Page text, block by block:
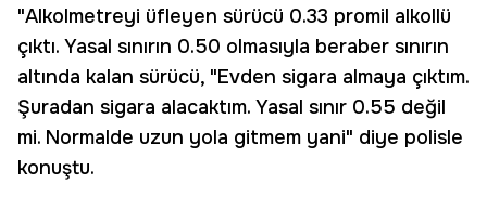
"Alkolmetreyi üfleyen sürücü 0.33 promil alkollü
çıktı. Yasal sınırın 0.50 olmasıyla beraber sınırın
altında kalan sürücü, "Evden sigara almaya çıktım.
Şuradan sigara alacaktım. Yasal sınır 0.55 değil
mi. Normalde uzun yola gitmem yani" diye polisle
konuştu.